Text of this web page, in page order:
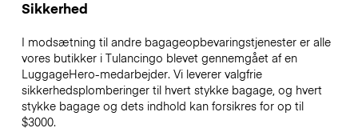
Sikkerhed
I modsætning til andre bagageopbevaringstjenesterer alle
vores butikker i Tulancingo blevet gennemgået af en
LuggageHero-medarbejder. Vi leverer valgfrie
sikkerhedsplomberinger til hvert stykke bagage, og hvert
stykke bagage og dets indhold kan forsikres for op til
$3000.